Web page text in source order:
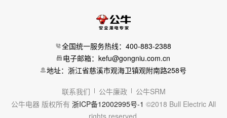
全国统一服务热线：400-883-2388
电子邮箱：kefu@gongniu.com.cn
地址：浙江省慈溪市观海卫镇观附南路258号
联系我们 公牛廉政
公牛SRM
公牛电器 版权所有 浙ICP备12002995号-1 ©2018 Bull Electric All